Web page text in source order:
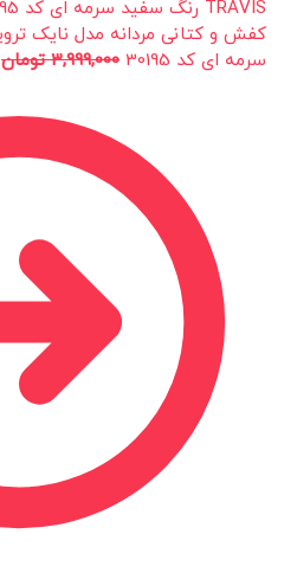
سرمه ای کد 30195
3,999,000 تومان